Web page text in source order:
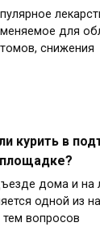
для
снижения
курить в
дома и на
одной из
вопросов